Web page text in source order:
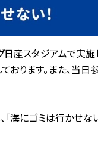
日産スタジアムで
ります。また、当
海にゴミは行かせ